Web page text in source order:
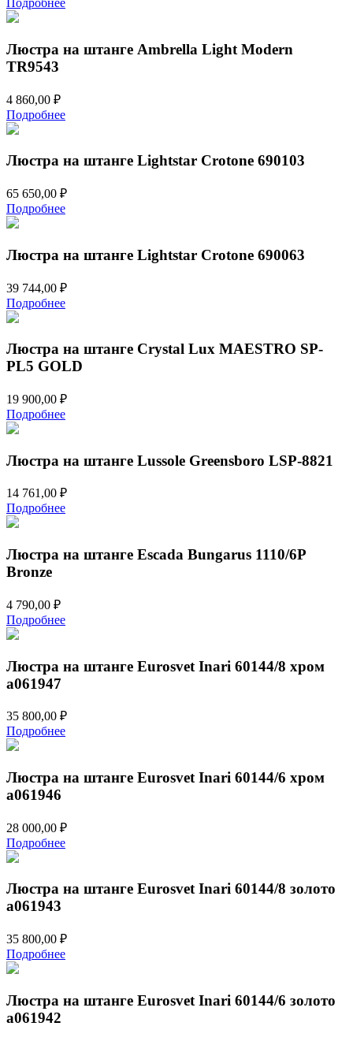
Подробнее
Люстра на штанге Ambrella Light Modern
TR9543
4 860,00 ₽
Подробнее
Люстра на штанге Lightstar Crotone 690103
65 650,00 ₽
Подробнее
Люстра на штанге Lightstar Crotone 690063
39 744,00 ₽
Подробнее
Люстра на штанге Crystal Lux MAESTRO SP-
PL5 GOLD
19 900,00 ₽
Подробнее
Люстра на штанге Lussole Greensboro LSP-8821
14 761,00 ₽
Подробнее
Люстра на штанге Escada Bungarus 1110/6P
Bronze
4 790,00 ₽
Подробнее
Люстра на штанге Eurosvet Inari 60144/8 хром
a061947
35 800,00 ₽
Подробнее
Люстра на штанге Eurosvet Inari 60144/6 хром
a061946
28 000,00 ₽
Подробнее
Люстра на штанге Eurosvet Inari 60144/8 золото
a061943
35 800,00 ₽
Подробнее
Люстра на штанге Eurosvet Inari 60144/6 золото
a061942